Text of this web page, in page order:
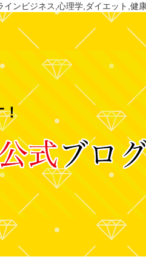
ンビジネス,心理学,ダイエット,健
！
式ブロ